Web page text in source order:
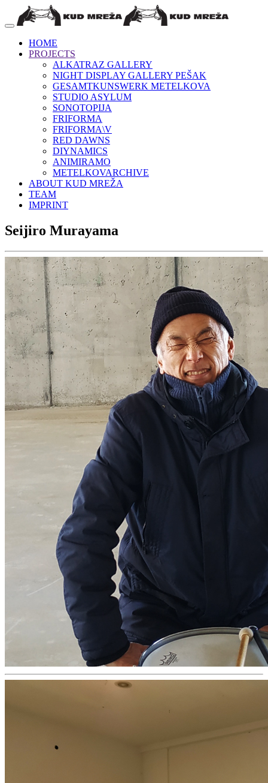
HOME
PROJECTS
ALKATRAZ GALLERY
NIGHT DISPLAY GALLERY PEŠAK
GESAMTKUNSWERK METELKOVA
STUDIO ASYLUM
SONOTOPIJA
FRIFORMA
FRIFORMA\V
RED DAWNS
DIYNAMICS
ANIMIRAMO
METELKOVARCHIVE
ABOUT KUD MREŽA
TEAM
IMPRINT
Seijiro Murayama